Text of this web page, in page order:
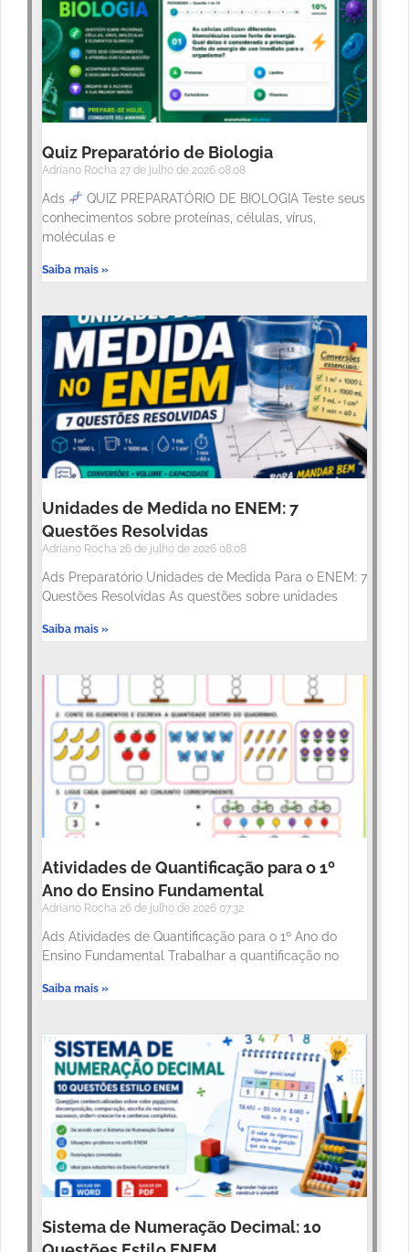
Quiz Preparatório de Biologia
Adriano Rocha 27 de julho de 2026 08:08
Ads
QUIZ PREPARATÓRIO DE BIOLOGIA Teste seus
conhecimentos sobre proteínas, células, vírus,
moléculas e
Saiba mais »
Unidades de Medida no ENEM: 7
Questões Resolvidas
Adriano Rocha 26 de julho de 2026 08:08
Ads Preparatório Unidades de Medida Para o ENEM: 7
Questões Resolvidas As questões sobre unidades
Saiba mais »
Atividades de Quantificação para o 1º
Ano do Ensino Fundamental
Adriano Rocha 26 de julho de 2026 07:32
Ads Atividades de Quantificação para o 1º Ano do
Ensino Fundamental Trabalhar a quantificação no
Saiba mais »
Sistema de Numeração Decimal: 10